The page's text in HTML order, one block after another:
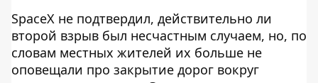
SpaceX не подтвердил, действительно ли
второй взрыв был несчастным случаем, но, по
словам местных жителей их больше не
оповещали про закрытие дорог вокруг